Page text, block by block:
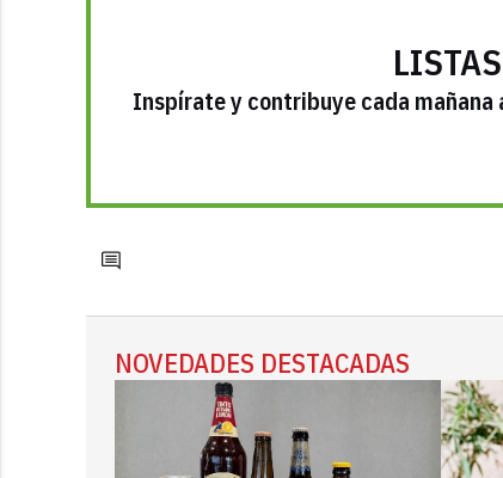
Inspírate y contribuye cada
NOVEDADES DESTACADAS